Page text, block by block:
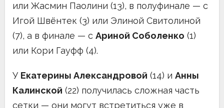
или Жасмин Паолини (13), в полуфинале — с
Игой Швёнтек (3) или Элиной Свитолиной
(7), а в финале — с Ариной Соболенко (1)
или Кори Гауфф (4).
У Екатерины Александровой (14) и Анны
Калинской (22) получилась сложная часть
сетки — они могут встретиться уже в